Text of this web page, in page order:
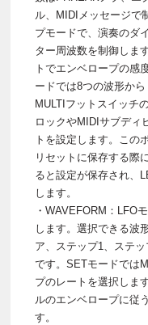
ル、MIDIメッセージで
プモードで、演奏のダ
ター周波数を制御しま
トでエンベロープの感
ードでは8つの波形か
MULTIフットスイッチ
ロックやMIDIサブディ
トを設定します。この
リセットに保存する際
ると設定が保存され、
します。
・WAVEFORM：LFO
します。選択できる波
ア、ステップ1、ステ
です。SETモードでは
プのレートを選択しま
ルのエンベロープに従
す。